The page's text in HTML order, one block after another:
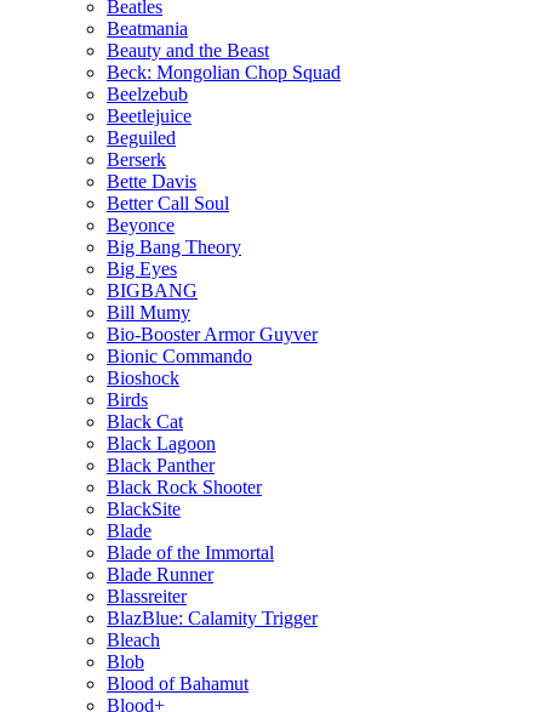
Beatles
Beatmania
Beauty and the Beast
Beck: Mongolian Chop Squad
Beelzebub
Beetlejuice
Beguiled
Berserk
Bette Davis
Better Call Soul
Beyonce
Big Bang Theory
Big Eyes
BIGBANG
Bill Mumy
Bio-Booster Armor Guyver
Bionic Commando
Bioshock
Birds
Black Cat
Black Lagoon
Black Panther
Black Rock Shooter
BlackSite
Blade
Blade of the Immortal
Blade Runner
Blassreiter
BlazBlue: Calamity Trigger
Bleach
Blob
Blood of Bahamut
Blood+